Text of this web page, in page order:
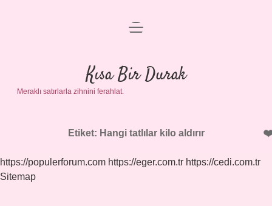
Anasayfa
Gizlilik Politikası
Yasal Uyarı
menüyü
Kısa Bir Durak
Meraklı satırlarla zihnini ferahlat.
Etiket: Hangi tatlılar kilo aldırır
https://populerforum.com https://eger.com.tr https://cedi.com.tr
Sitemap